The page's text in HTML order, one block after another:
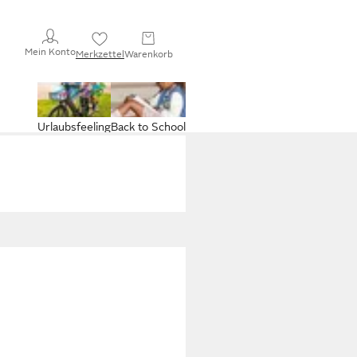
Mein KontoMerkzettelWarenkorb
Back to School
Urlaubsfeeling